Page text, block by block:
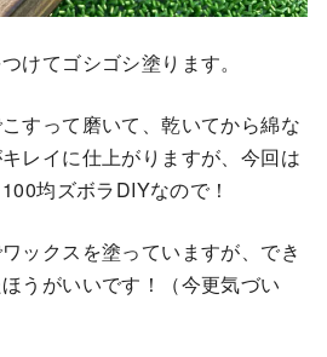
けてゴシゴシ塗ります。
すって磨いて、乾いてから綿な
レイに仕上がりますが、今回は
均ズボラDIYなので！
ックスを塗っていますが、でき
うがいいです！（今更気づい